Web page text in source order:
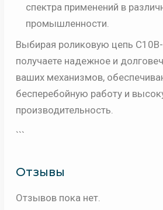
спектра применений в
промышленности.
Выбирая роликовую цепь
получаете надежное и
ваших механизмов,
бесперебойную работу и
производительность.
```
Отзывы
Отзывов пока нет.